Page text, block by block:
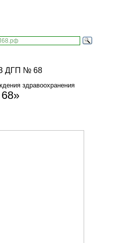
здравоохранения